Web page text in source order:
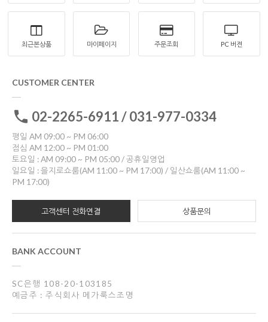
최근본상품 마이페이지 주문조회 PC 버젼
CUSTOMER CENTER
02-2265-6911 / 031-977-0334
평일 AM 09:00 ~ PM 06:00
점심 AM 12:00 ~ PM 01:00
토요일 : AM 09:00 ~ PM 05:00 / 공휴일영업
일요일 : 을지로쇼룸(AM 11:00 ~ PM 17:00) / 일산쇼룸(AM 11:00 ~
PM 17:00)
고객센터 전화연결 상품문의
BANK ACCOUNT
SC은행 108-20-103185
예금주 : 주식회사 메가룩스조명